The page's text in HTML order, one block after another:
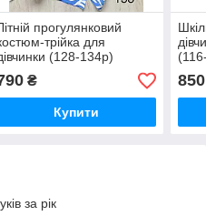
прогулянковий
трійка для
(128-134р)
₴
Купити
850
за рік